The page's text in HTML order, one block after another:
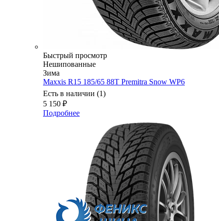
Быстрый просмотр
Нешипованные
Зима
Maxxis R15 185/65 88T Premitra Snow WP6
Есть в наличии (1)
5 150 ₽
Подробнее